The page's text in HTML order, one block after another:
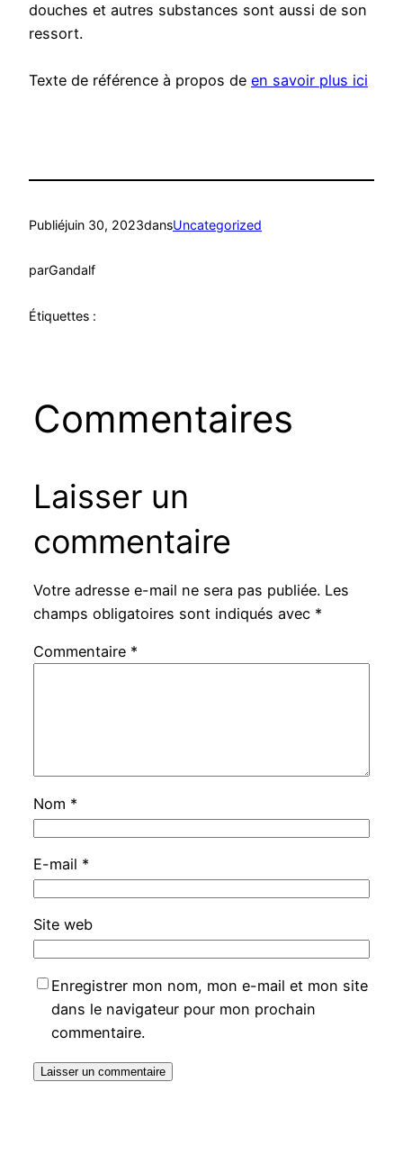
douches et autres substances sont aussi de son
ressort.
Texte de référence à propos de en savoir plus ici
Publiéjuin 30, 2023dansUncategorized
parGandalf
Étiquettes :
Commentaires
Laisser un
commentaire
Votre adresse e-mail ne sera pas publiée. Les
champs obligatoires sont indiqués avec *
Commentaire *
Nom *
E-mail *
Site web
Enregistrer mon nom, mon e-mail et mon site
dans le navigateur pour mon prochain
commentaire.